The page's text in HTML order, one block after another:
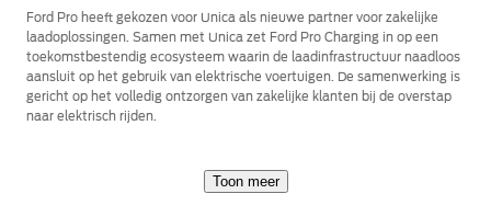
Ford Pro heeft gekozen voor Unica als nieuwe partner voor zakelijke
laadoplossingen. Samen met Unica zet Ford Pro Charging in op een
toekomstbestendig ecosysteem waarin de laadinfrastructuur naadloos
aansluit op het gebruik van elektrische voertuigen. De samenwerking is
gericht op het volledig ontzorgen van zakelijke klanten bij de overstap
naar elektrisch rijden.
Toon meer